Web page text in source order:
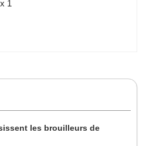
1
les brouilleurs de